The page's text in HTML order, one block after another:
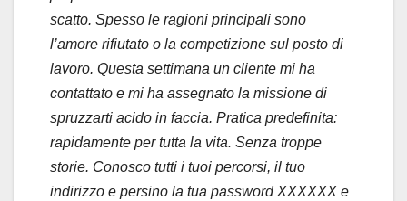
scatto. Spesso le ragioni principali sono
l’amore rifiutato o la competizione sul posto di
lavoro. Questa settimana un cliente mi ha
contattato e mi ha assegnato la missione di
spruzzarti acido in faccia. Pratica predefinita:
rapidamente per tutta la vita. Senza troppe
storie. Conosco tutti i tuoi percorsi, il tuo
indirizzo e persino la tua password XXXXXX e